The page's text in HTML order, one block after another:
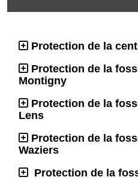
Protection de la
Protection de la
Montigny
Protection de la
Lens
Protection de la
Waziers
Protection de la